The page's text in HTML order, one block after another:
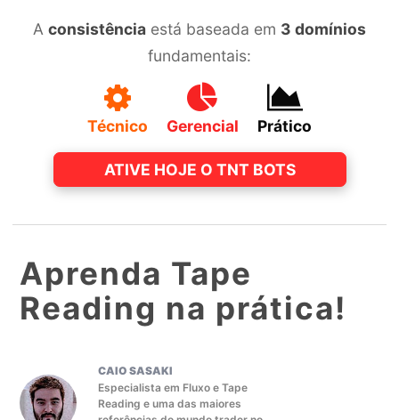
A consistência está baseada em 3 domínios
fundamentais:
Técnico Gerencial Prático
ATIVE HOJE O TNT BOTS
Aprenda Tape
Reading na prática!
CAIO SASAKI
Especialista em Fluxo e Tape
Reading e uma das maiores